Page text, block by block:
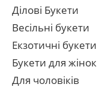
Ділові Букети
Весільні букети
Екзотичні букети
Букети для жінок
Для чоловіків